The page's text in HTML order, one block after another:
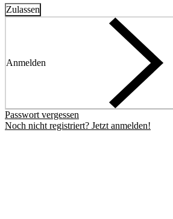
Zulassen
Anmelden
Passwort vergessen
Noch nicht registriert? Jetzt anmelden!